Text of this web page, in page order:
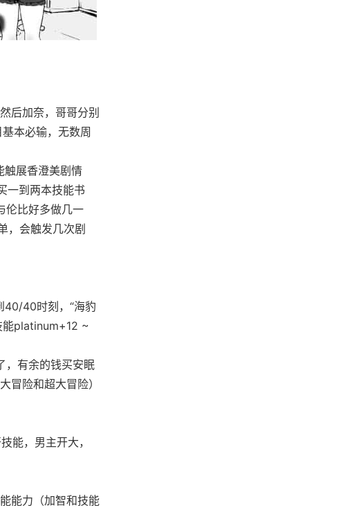
后加奈，哥哥分别
本必输，无数周
触展香澄美剧情
一到两本技能书
伦比好多做几一
，会触发几次剧
40/40时刻，“海豹
能platinum+12 ~
，有余的钱买安眠
冒险和超大冒险）
能，男主开大，
能力（加智和技能